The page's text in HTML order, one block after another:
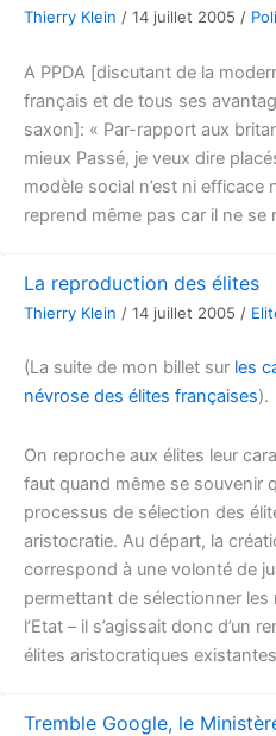
Thierry Klein / 14 juillet 2005 /
A PPDA [discutant de la
français et de tous ses
saxon]: « Par-rapport aux
mieux Passé, je veux dire
modèle social n’est ni efficace
reprend même pas car il ne se
La reproduction des élites
Thierry Klein / 14 juillet 2005 /
(La suite de mon billet sur les
névrose des élites françaises).
On reproche aux élites leur
faut quand même se souvenir
processus de sélection des
aristocratie. Au départ, la
correspond à une volonté de
permettant de sélectionner les
l’Etat – il s’agissait donc d’un
élites aristocratiques
Tremble Google, le